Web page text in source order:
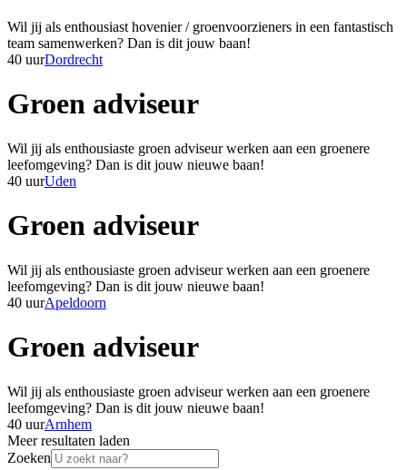
Wil jij als enthousiast hovenier / groenvoorzieners in een fantastisch
team samenwerken? Dan is dit jouw baan!
40 uurDordrecht
Groen adviseur
Wil jij als enthousiaste groen adviseur werken aan een groenere
leefomgeving? Dan is dit jouw nieuwe baan!
40 uurUden
Groen adviseur
Wil jij als enthousiaste groen adviseur werken aan een groenere
leefomgeving? Dan is dit jouw nieuwe baan!
40 uurApeldoorn
Groen adviseur
Wil jij als enthousiaste groen adviseur werken aan een groenere
leefomgeving? Dan is dit jouw nieuwe baan!
40 uurArnhem
Meer resultaten laden
Zoeken